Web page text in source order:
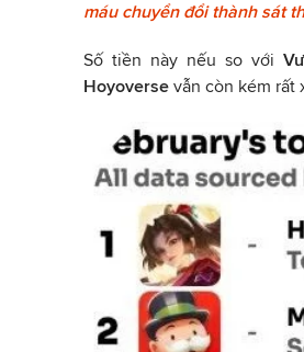
máu chuyển đổi thành sát
Số tiền này nếu so với
Hoyoverse vẫn còn kém rất